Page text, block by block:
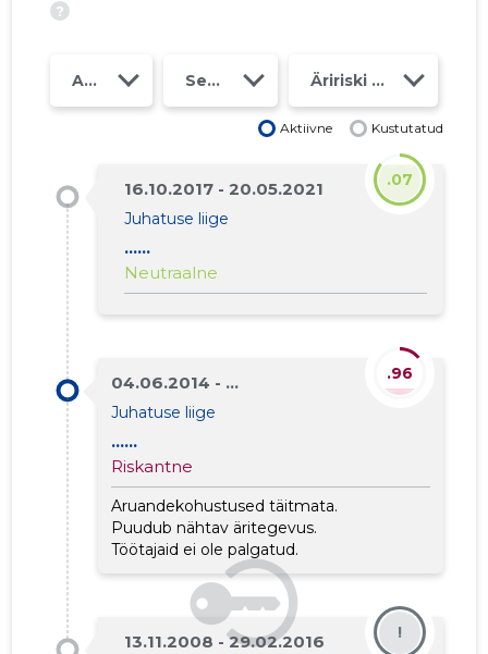
?
Aasta Seosed Äririski klass
Aktiivne Kustutatud
16.10.2017 - 20.05.2021
Juhatuse liige
......
Neutraalne
.07
04.06.2014 - ...
Juhatuse liige
......
Riskantne
Aruandekohustused täitmata.
Puudub nähtav äritegevus.
Töötajaid ei ole palgatud.
.96
13.11.2008 - 29.02.2016 !